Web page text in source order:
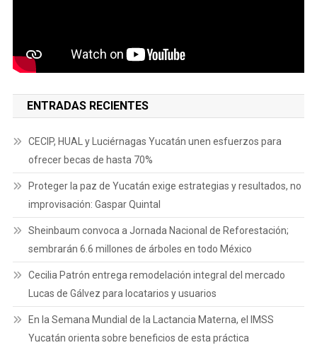
ENTRADAS RECIENTES
CECIP, HUAL y Luciérnagas Yucatán unen esfuerzos para
ofrecer becas de hasta 70%
Proteger la paz de Yucatán exige estrategias y resultados, no
improvisación: Gaspar Quintal
Sheinbaum convoca a Jornada Nacional de Reforestación;
sembrarán 6.6 millones de árboles en todo México
Cecilia Patrón entrega remodelación integral del mercado
Lucas de Gálvez para locatarios y usuarios
En la Semana Mundial de la Lactancia Materna, el IMSS
Yucatán orienta sobre beneficios de esta práctica